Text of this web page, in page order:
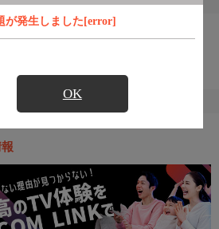
が発生しました[error]
OK
番組